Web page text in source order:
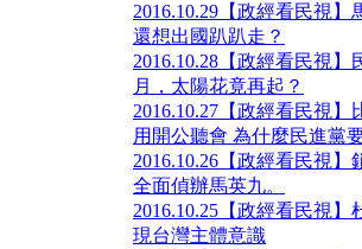
2016.10.29【政經看民視
還想出國趴趴走？
2016.10.28【政經看民視
月，太陽花竟再起？
2016.10.27【政經看民視
用開公聽會 為什麼民進黨
2016.10.26【政經看民視
全面偵辦馬英九。
2016.10.25【政經看民視
現台灣主體意識